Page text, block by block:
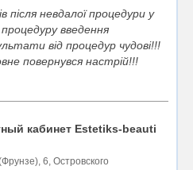
після невдалої процедури у
введення
від процедур чудові!!!
повернувся настрій!!!
кабинет Estetiks-beauti
6, Островского